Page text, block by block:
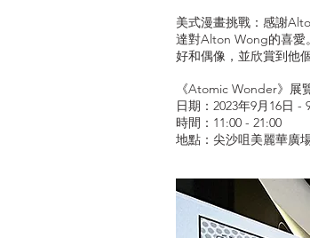
美式漫畫挑戰：感謝
達對Alton Wong的喜愛
好和偶像，並欣賞到他
《Atomic Wonder》展
日期：2023年9月16日 -
時間：11:00 - 21:00
地點：尖沙咀美麗華廣